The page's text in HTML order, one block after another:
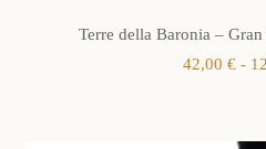
Terre della Baronia –
42,00 € -